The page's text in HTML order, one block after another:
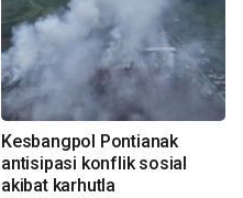
Kesbangpol Pontianak
antisipasi konflik sosial
akibat karhutla